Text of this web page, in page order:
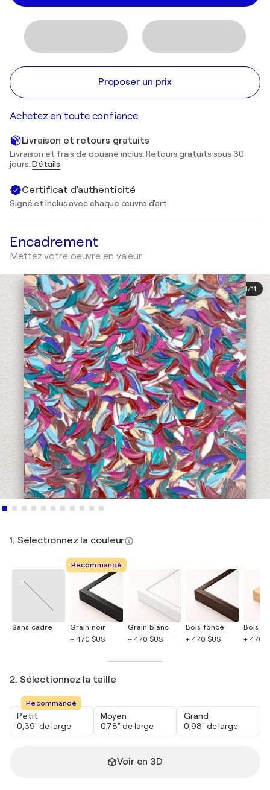
Proposer un prix
Achetez en toute confiance
Livraison et retours gratuits
Livraison et frais de douane inclus. Retours gratuits sous 30
jours.Détails
Certificat d'authenticité
Signé et inclus avec chaque œuvre d'art
Encadrement
Mettez votre oeuvre en valeur
1/11
1. Sélectionnez la couleur
Sans cadre
Recommandé
Grain noir
+ 470 $US
Grain blanc
+ 470 $US
Bois foncé
+ 470 $US
Bois
+ 470
2. Sélectionnez la taille
Recommandé
Petit
0,39" de large
Moyen
0,78" de large
Grand
0,98" de large
Voir en 3D